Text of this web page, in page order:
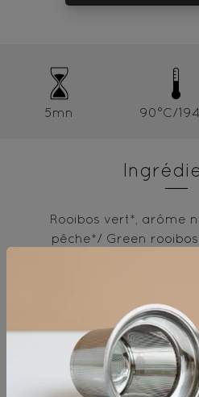
5mn 90°C/
Rooibos vert*, arôme
pêche*/ Green
* produit issu de